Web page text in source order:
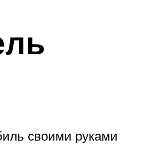
своими руками